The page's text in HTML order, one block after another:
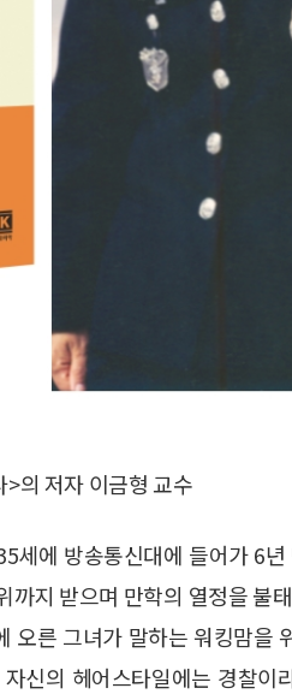
의 저자 이금형 교수
세에 방송통신대에 들어가 6
지 받으며 만학의 열정을 불
오른 그녀가 말하는 워킹맘을
신의 헤어스타일에는 경찰이